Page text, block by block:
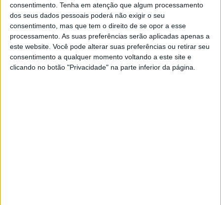
consentimento. Tenha em atenção que algum processamento
dos seus dados pessoais poderá não exigir o seu
consentimento, mas que tem o direito de se opor a esse
processamento. As suas preferências serão aplicadas apenas a
este website. Você pode alterar suas preferências ou retirar seu
consentimento a qualquer momento voltando a este site e
clicando no botão "Privacidade" na parte inferior da página.
Jornal de Letras Telenovelas
Visão Júnior TV Mais